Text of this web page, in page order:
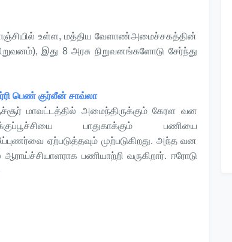
உள்ள, மத்திய வேளாண்அமைச்சகத்தின்
இது 8 அரசு நிறுவனங்களோடு சேர்ந்து
பெண் குர்லீன் சாவ்லா
மாவட்டத்தில் அமைந்திருக்கும் கேரள வன
பாதுகாக்கும் பணியை
ஏற்படுத்தவும் முற்படுகிறது. அந்த வன
பணியாற்றி வருகிறார். ஈரோடு